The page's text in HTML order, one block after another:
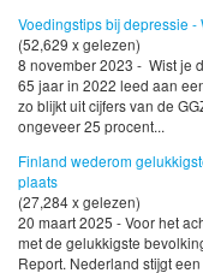
Voedingstips bij depressie -
(52,629 x gelezen)
8 november 2023 - Wist je
65 jaar in 2022 leed aan
zo blijkt uit cijfers van de
ongeveer 25 procent...
Finland wederom
plaats
(27,284 x gelezen)
20 maart 2025 - Voor het
met de gelukkigste
Report. Nederland stijgt